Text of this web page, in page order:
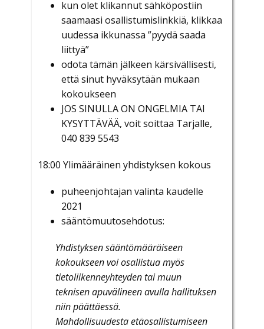
kun olet klikannut sähköpostiin
saamaasi osallistumislinkkiä, klikkaa
uudessa ikkunassa ”pyydä saada
liittyä”
odota tämän jälkeen kärsivällisesti,
että sinut hyväksytään mukaan
kokoukseen
JOS SINULLA ON ONGELMIA TAI
KYSYTTÄVÄÄ, voit soittaa Tarjalle,
040 839 5543
18:00 Ylimääräinen yhdistyksen kokous
puheenjohtajan valinta kaudelle
2021
sääntömuutosehdotus:
Yhdistyksen sääntömääräiseen
kokoukseen voi osallistua myös
tietoliikenneyhteyden tai muun
teknisenapuvälineen avulla hallituksen
niin päättäessä.
Mahdollisuudesta etäosallistumiseen